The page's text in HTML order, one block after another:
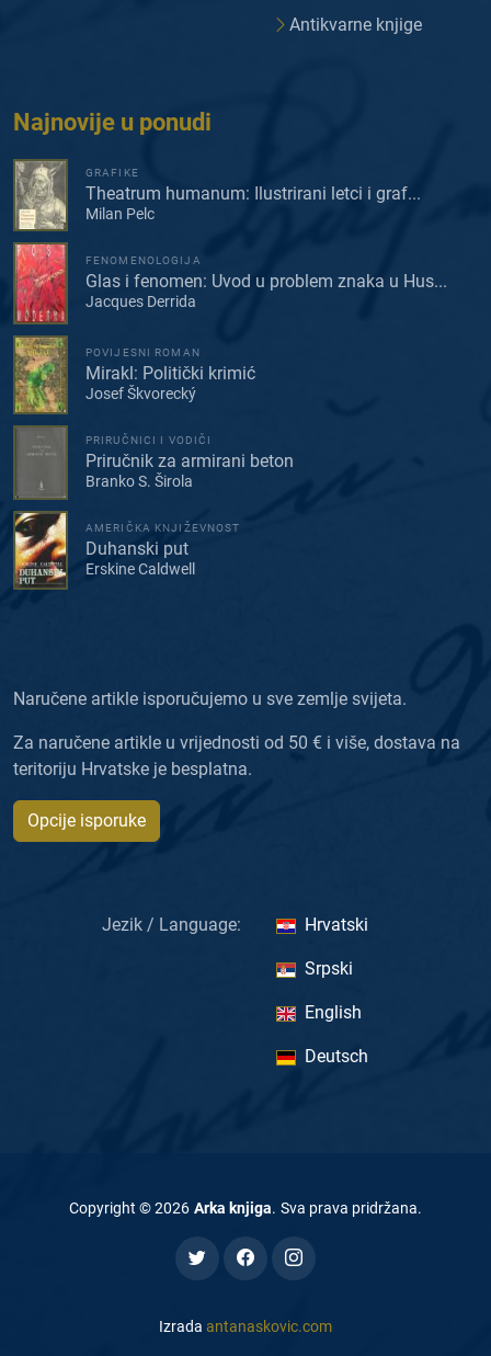
Antikvarne knjige
Najnovije u ponudi
GRAFIKE
Theatrum humanum: Ilustrirani letci i graf...
Milan Pelc
FENOMENOLOGIJA
Glas i fenomen: Uvod u problem znaka u Hus...
Jacques Derrida
POVIJESNI ROMAN
Mirakl: Politički krimić
Josef Škvorecký
PRIRUČNICI I VODIČI
Priručnik za armirani beton
Branko S. Širola
AMERIČKA KNJIŽEVNOST
Duhanski put
Erskine Caldwell
Naručene artikle isporučujemo u sve zemlje svijeta.
Za naručene artikle u vrijednosti od 50 € i više, dostava na
teritoriju Hrvatske je besplatna.
Opcije isporuke
Jezik / Language: Hrvatski
Srpski
English
Deutsch
Copyright ©2026 Arka knjiga. Sva prava pridržana.
Izrada antanaskovic.com